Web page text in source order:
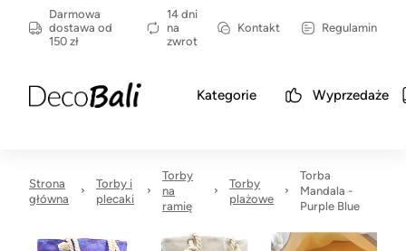
Darmowa
dostawa od
150 zł
14 dni
na
zwrot
Kontakt Regulamin
Kategorie Wyprzedaże
Strona
główna
Torby i
plecaki
Torby
na
ramię
Torby
plażowe
Torba
Mandala -
Purple Blue